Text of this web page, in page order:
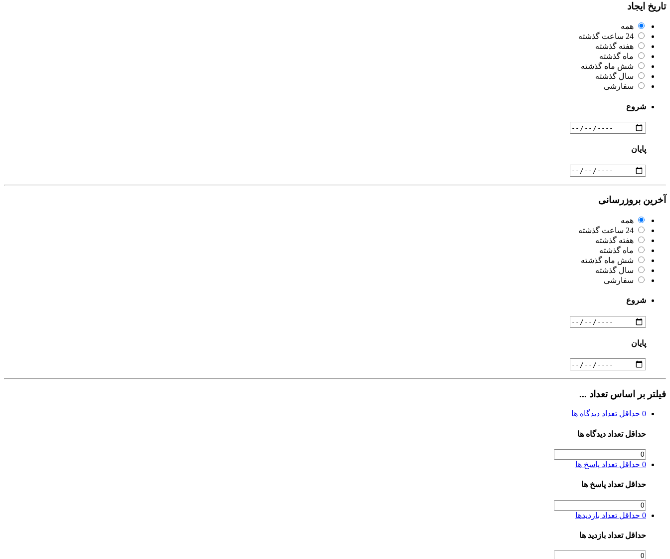
تاریخ ایجاد
همه
24 ساعت گذشته
هفته گذشته
ماه گذشته
شش ماه گذشته
سال گذشته
سفارشی
شروع
پایان
آخرین بروزرسانی
همه
24 ساعت گذشته
هفته گذشته
ماه گذشته
شش ماه گذشته
سال گذشته
سفارشی
شروع
پایان
فیلتر بر اساس تعداد ...
0 حداقل تعداد دیدگاه ها
حداقل تعداد دیدگاه ها
0 حداقل تعداد پاسخ ها
حداقل تعداد پاسخ ها
0 حداقل تعداد بازدیدها
حداقل تعداد بازدید ها